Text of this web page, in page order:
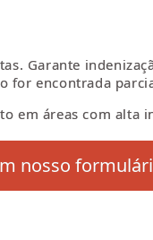
Garante
for encontrada
em áreas com
nosso